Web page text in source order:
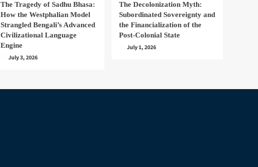
The Tragedy of Sadhu Bhasa:
How the Westphalian Model
Strangled Bengali’s Advanced
Civilizational Language
Engine
July 3, 2026
The Decolonization Myth:
Subordinated Sovereignty and
the Financialization of the
Post-Colonial State
July 1, 2026